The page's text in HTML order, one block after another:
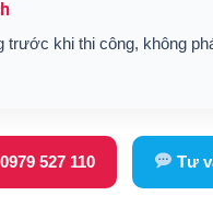
trước khi thi công, không
527 110 Tư